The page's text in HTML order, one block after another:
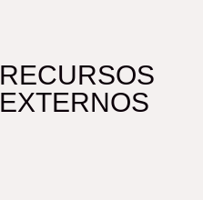
RECURSOS
EXTERNOS